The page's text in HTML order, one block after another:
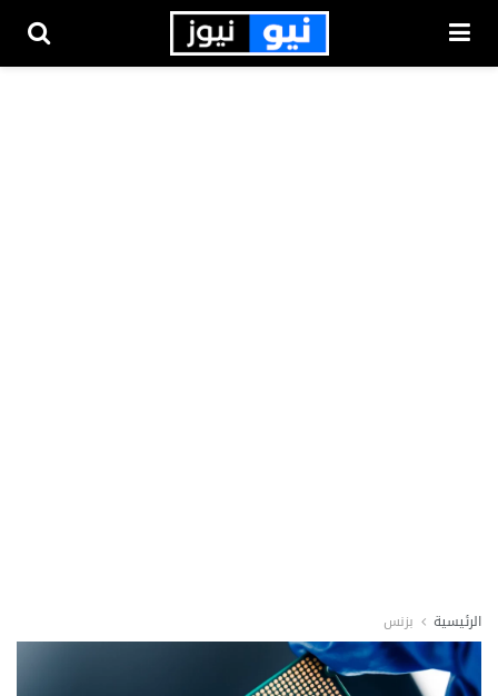
الرئيسية بزنس